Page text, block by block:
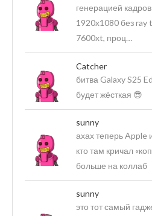
генерацией
1920х1080 без ray
7600xt, проц…
Catcher
битва Galaxy S25
будет жёсткая 😎
sunny
ахах теперь Apple
кто там кричал
больше на коллаб
sunny
это тот самый